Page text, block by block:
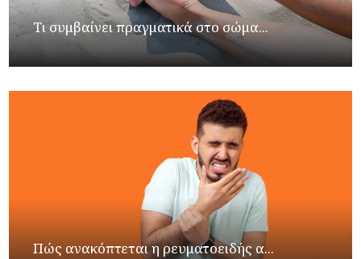
Τι συμβαίνει πραγματικά στο σώμα...
Πώς ανακόπτεται η ρευματοειδής α...